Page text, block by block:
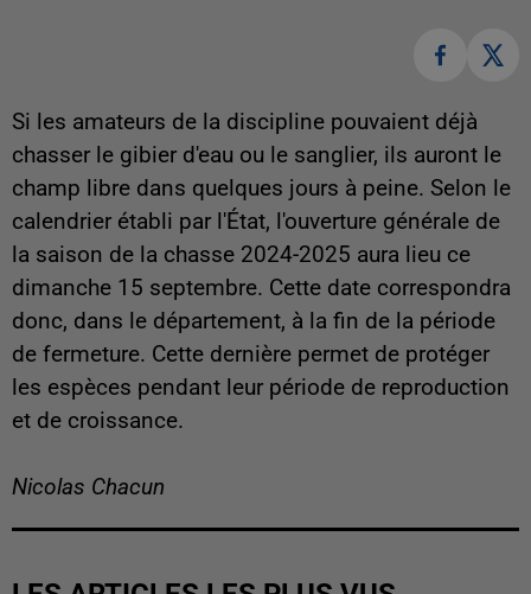
Si les amateurs de la discipline pouvaient déjà
chasser le gibier d'eau ou le sanglier, ils auront le
champ libre dans quelques jours à peine. Selon le
calendrier établi par l'État, l'ouverture générale de
la saison de la chasse 2024-2025 aura lieu ce
dimanche 15 septembre. Cette date correspondra
donc, dans le département, à la fin de la période
de fermeture. Cette dernière permet de protéger
les espèces pendant leur période de reproduction
et de croissance.
Nicolas Chacun